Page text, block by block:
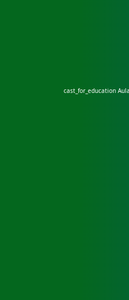
cast_for_education